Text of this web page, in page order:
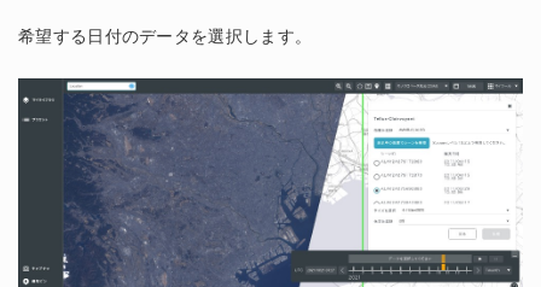
希望する日付のデータを選択します。